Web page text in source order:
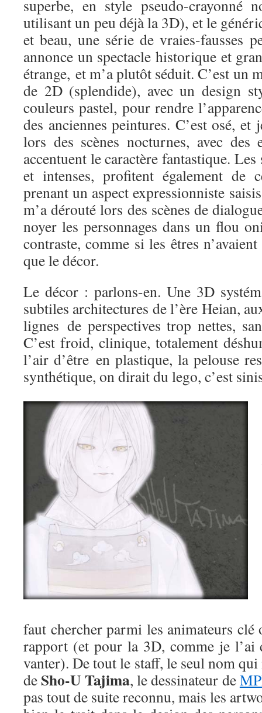
superbe, en style pseudo-crayonné
utilisant un peu déjà la 3D), et le
et beau, une série de vraies-fausses
annonce un spectacle historique et
étrange, et m’a plutôt séduit. C’est un
de 2D (splendide), avec un design
couleurs pastel, pour rendre
des anciennes peintures. C’est osé, et
lors des scènes nocturnes, avec
accentuent le caractère fantastique. Les
et intenses, profitent également de
prenant un aspect expressionniste
m’a dérouté lors des scènes de
noyer les personnages dans un flou
contraste, comme si les êtres
que le décor.
Le décor : parlons-en. Une 3D
subtiles architectures de l’ère Heian,
lignes de perspectives trop nettes,
C’est froid, clinique, totalement
l’air d’être en plastique, la pelouse
synthétique, on dirait du lego, c’est
faut chercher parmi les animateurs
rapport (et pour la 3D, comme je l’ai
vanter). De tout le staff, le seul nom
de Sho-U Tajima, le dessinateur de
pas tout de suite reconnu, mais les